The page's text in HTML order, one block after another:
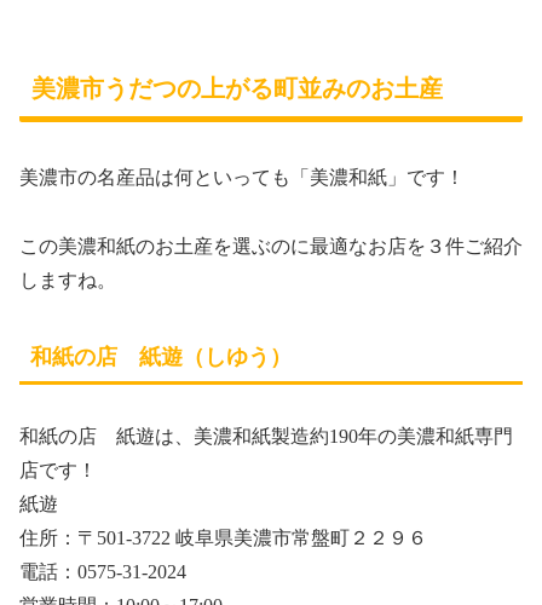
美濃市うだつの上がる町並みのお土産
美濃市の名産品は何といっても「美濃和紙」です！
この美濃和紙のお土産を選ぶのに最適なお店を３件ご紹介
しますね。
和紙の店 紙遊（しゆう）
和紙の店 紙遊は、美濃和紙製造約190年の美濃和紙専門
店です！
紙遊
住所：〒501-3722 岐阜県美濃市常盤町２２９６
電話：0575-31-2024